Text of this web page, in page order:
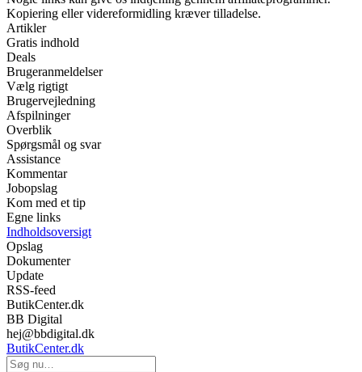
Kopiering eller videreformidling kræver tilladelse.
Artikler
Gratis indhold
Deals
Brugeranmeldelser
Vælg rigtigt
Brugervejledning
Afspilninger
Overblik
Spørgsmål og svar
Assistance
Kommentar
Jobopslag
Kom med et tip
Egne links
Indholdsoversigt
Opslag
Dokumenter
Update
RSS-feed
ButikCenter.dk
BB Digital
hej@bbdigital.dk
ButikCenter.dk